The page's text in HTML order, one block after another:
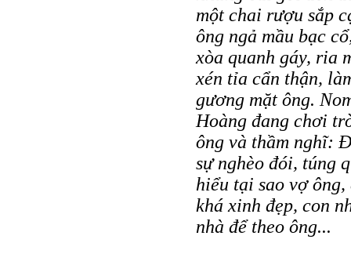
một chai rượu sắp
ông ngả mầu bạc
xòa quanh gáy, ria
xén tỉa cẩn thận,
gương mặt ông.
Hoàng đang chơi
ông và thầm nghĩ:
sự nghèo đói, túng
hiểu tại sao vợ
khá xinh đẹp, con
nhà để theo ông...